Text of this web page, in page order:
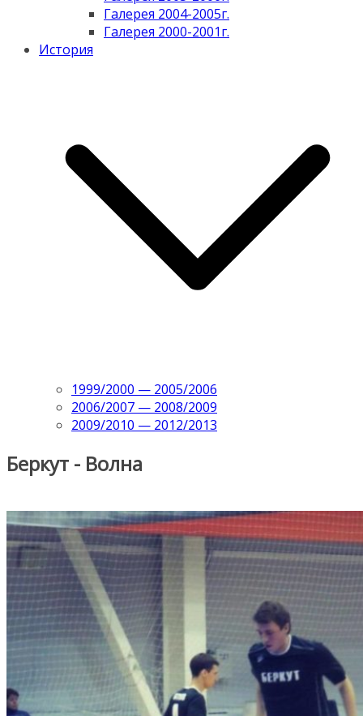
Галерея 2004-2005г.
Галерея 2000-2001г.
История
1999/2000 — 2005/2006
2006/2007 — 2008/2009
2009/2010 — 2012/2013
Беркут - Волна